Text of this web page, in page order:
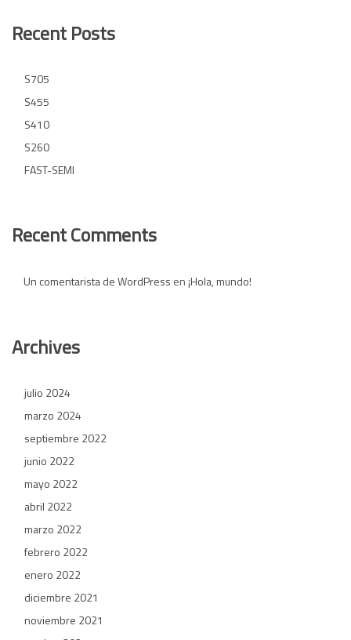
Recent Posts
S705
S455
S410
S260
FAST-SEMI
Recent Comments
Un comentarista de WordPress en¡Hola, mundo!
Archives
julio 2024
marzo 2024
septiembre 2022
junio 2022
mayo 2022
abril 2022
marzo 2022
febrero 2022
enero 2022
diciembre 2021
noviembre 2021